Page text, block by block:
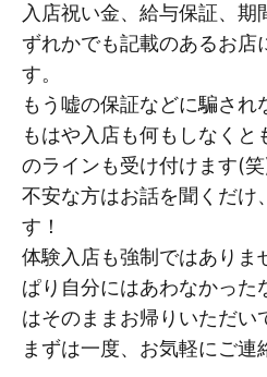
入店祝い金、給与保証、期
ずれかでも記載のあるお店
す。
もう嘘の保証などに騙され
もはや入店も何もしなくと
のラインも受け付けます(
不安な方はお話を聞くだけ
す！
体験入店も強制ではありま
ぱり自分にはあわなかっ
はそのままお帰りいただい
まずは一度、お気軽にご連